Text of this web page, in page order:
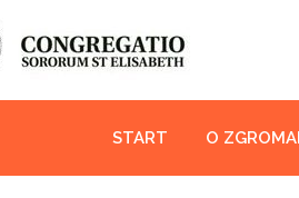
START O